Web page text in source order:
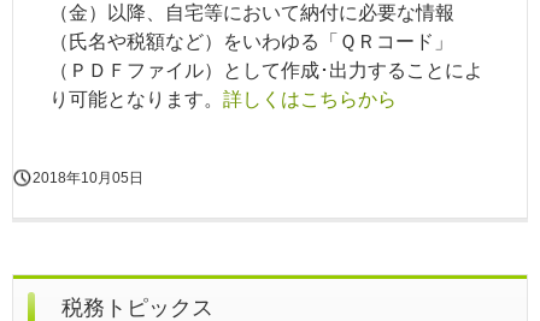
（金）以降、自宅等において納付に必要な情報
（氏名や税額など）をいわゆる「ＱＲコード」
（ＰＤＦファイル）として作成･出力することによ
り可能となります。 詳しくはこちらから
2018年10月05日
税務トピックス